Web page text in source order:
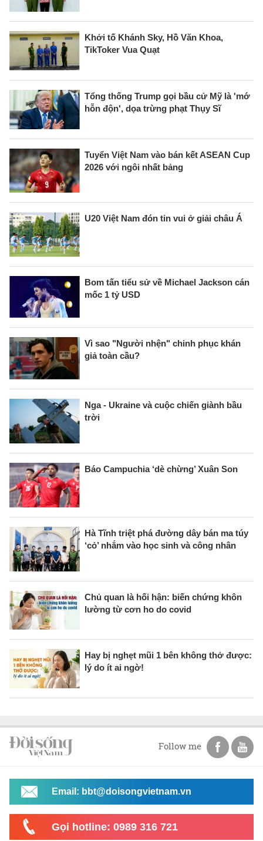
Khởi tố Khánh Sky, Hồ Văn Khoa,
TikToker Vua Quạt
Tổng thống Trump gọi bầu cử Mỹ là 'mớ
hỗn độn', dọa trừng phạt Thụy Sĩ
Tuyển Việt Nam vào bán kết ASEAN Cup
2026 với ngôi nhất bảng
U20 Việt Nam đón tin vui ở giải châu Á
Bom tấn tiểu sử về Michael Jackson cán
mốc 1 tỷ USD
Vì sao "Người nhện" chinh phục khán
giả toàn cầu?
Nga - Ukraine và cuộc chiến giành bầu
trời
Báo Campuchia ‘dè chừng’ Xuân Son
Hà Tĩnh triệt phá đường dây bán ma túy
‘cỏ’ nhắm vào học sinh và công nhân
Chủ quan là hối hận: biến chứng khôn
lường từ cơn ho do covid
Hay bị nghẹt mũi 1 bên không thở được:
lý do ít ai ngờ!
Follow me
Email: bbt@doisongvietnam.vn
Gọi hotline: 0989 316 721